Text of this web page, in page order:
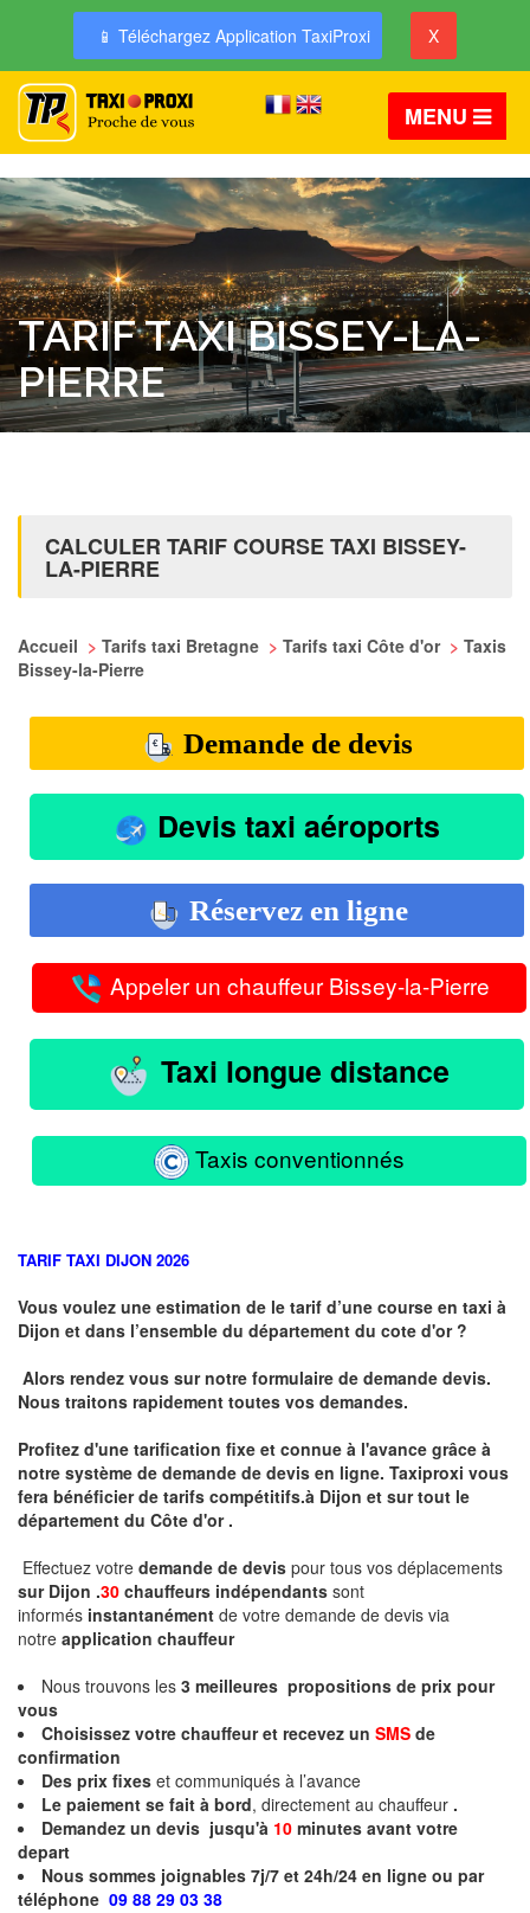
📱 Téléchargez Application TaxiProxi X
MENU
TARIF TAXI BISSEY-LA-
PIERRE
CALCULER TARIF COURSE TAXI BISSEY-
LA-PIERRE
Accueil > Tarifs taxi Bretagne > Tarifs taxi Côte d'or > Taxis
Bissey-la-Pierre
Demande de devis
Devis taxi aéroports
Réservez en ligne
Appeler un chauffeur Bissey-la-Pierre
Taxi longue distance
Taxis conventionnés
TARIF TAXI DIJON 2026
Vous voulez une estimation de le tarif d’une course en taxi à
Dijon et dans l’ensemble du département du cote d'or ?
Alors rendez vous sur notre formulaire de demande devis.
Nous traitons rapidement toutes vos demandes.
Profitez d'une tarification fixe et connue à l'avance grâce à
notre système de demande de devis en ligne. Taxiproxi vous
fera bénéficier de tarifs compétitifs.à Dijon et sur tout le
département du Côte d'or .
Effectuez votre demande de devis pour tous vos déplacements
sur Dijon .30 chauffeurs indépendants sont
informés instantanément de votre demande de devis via
notre application chauffeur
Nous trouvons les 3 meilleures propositions de prix pour
vous
Choisissez votre chauffeur et recevez un SMS de
confirmation
Des prix fixes et communiqués à l’avance
Le paiement se fait à bord, directement au chauffeur .
Demandez un devis jusqu'à 10 minutes avant votre
depart
Nous sommes joignables 7j/7 et 24h/24 en ligne ou par
téléphone 09 88 29 03 38